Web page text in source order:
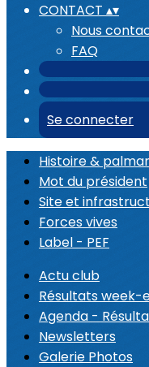
CONTACT ▴▾
Nous
FAQ
Se connecter
Histoire &
Mot du président
Site et
Forces vives
Label - PEF
Actu club
Résultats week-
Agenda -
Newsletters
Galerie Photos